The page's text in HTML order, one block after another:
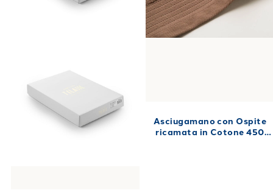
Asciugamano con Ospite
ricamata in Cotone 450